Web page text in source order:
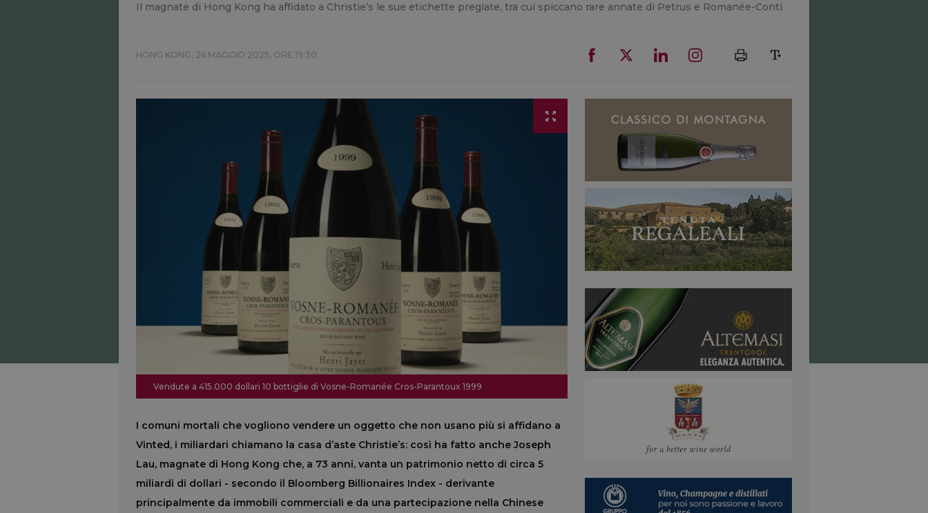
Il magnate di Hong Kong ha affidato a Christie’s le sue etichette pregiate, tra cui spiccano rare annate di Petrus e Romanée-Conti
HONG KONG, 26 MAGGIO 2025, ORE 19:30
Vendute a 415.000 dollari 10 bottiglie di Vosne-Romanée Cros-Parantoux 1999
I comuni mortali che vogliono vendere un oggetto che non usano più si affidano a
Vinted, i miliardari chiamano la casa d’aste Christie’s: così ha fatto anche Joseph
Lau, magnate di Hong Kong che, a 73 anni, vanta un patrimonio netto di circa 5
miliardi di dollari - secondo il Bloomberg Billionaires Index - derivante
principalmente da immobili commerciali e da una partecipazione nella Chinese